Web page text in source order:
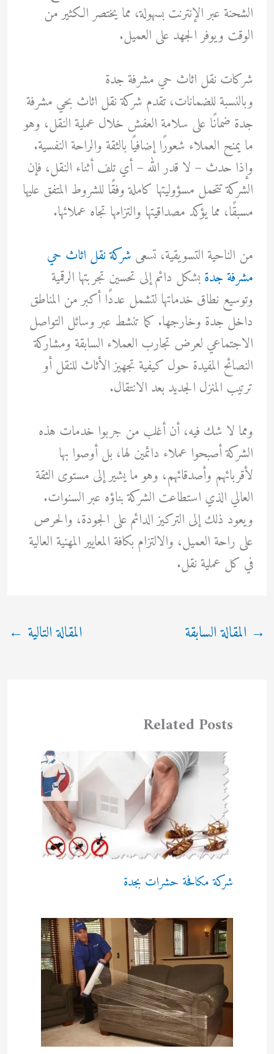
الشحنة عبر الإنترنت بسهولة، مما يختصر الكثير من
الوقت ويوفر الجهد على العميل.
شركات نقل اثاث حي مشرفة جدة
وبالنسبة للضمانات، تقدم شركة نقل اثاث بحي مشرفة
جدة ضمانًا على سلامة العفش خلال عملية النقل، وهو
ما يمنح العملاء شعورًا إضافيًا بالثقة والراحة النفسية.
وإذا حدث – لا قدر الله – أي تلف أثناء النقل، فإن
الشركة تتحمل مسؤوليتها كاملة وفقًا للشروط المتفق عليها
مسبقًا، مما يؤكد مصداقيتها والتزامها تجاه عملائها.
من الناحية التسويقية، تسعى شركة نقل اثاث حي
مشرفة جدةبشكل دائم إلى تحسين تجربتها الرقمية
وتوسيع نطاق خدماتها لتشمل عددًا أكبر من المناطق
داخل جدة وخارجها. كما تنشط عبر وسائل التواصل
الاجتماعي لعرض تجارب العملاء السابقة ومشاركة
النصائح المفيدة حول كيفية تجهيز الأثاث للنقل أو
ترتيب المنزل الجديد بعد الانتقال.
ومما لا شك فيه، أن أغلب من جربوا خدمات هذه
الشركة أصبحوا عملاء دائمين لها، بل أوصوا بها
لأقربائهم وأصدقائهم، وهو ما يشير إلى مستوى الثقة
العالي الذي استطاعت الشركة بناؤه عبر السنوات.
ويعود ذلك إلى التركيز الدائم على الجودة، والحرص
على راحة العميل، والالتزام بكافة المعايير المهنية العالية
في كل عملية نقل.
→ المقالة السابقة المقالة التالية ←
Related Posts
شركة مكافحة حشرات بجدة